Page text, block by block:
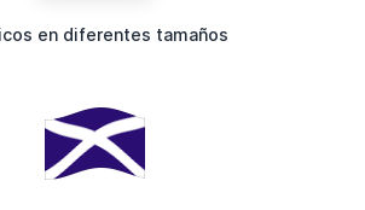
en diferentes tamaños